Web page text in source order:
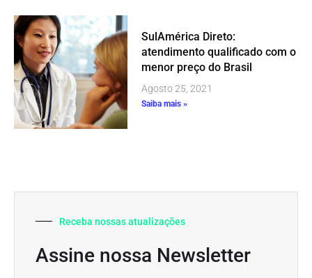
SulAmérica Direto:
atendimento qualificado com o
menor preço do Brasil
Agosto 25, 2021
Saiba mais »
Receba nossas atualizações
Assine nossa Newsletter